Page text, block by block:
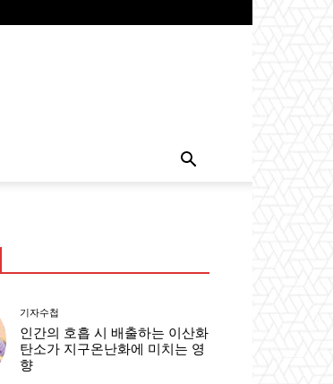
기자수첩
인간의 호흡 시 배출하는 이산화
탄소가 지구온난화에 미치는 영
향